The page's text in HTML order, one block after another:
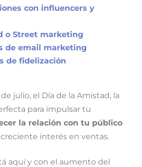
con influencers y
o Street marketing
de email marketing
de fidelización
julio, el Día de la Amistad, la
para impulsar tu
la relación con tu público
interés en ventas.
aquí y con el aumento del